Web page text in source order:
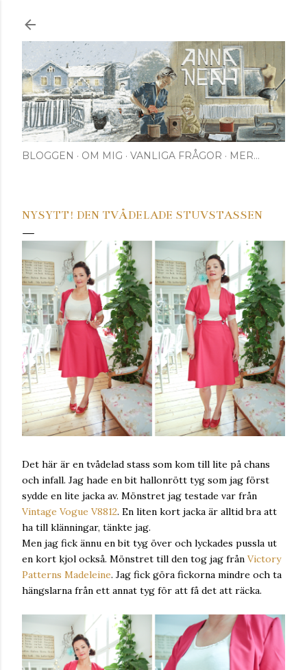
BLOGGEN OM MIG VANLIGA FRÅGOR MER…
NYSYTT! DEN TVÅDELADE STUVSTASSEN
Det här är en tvådelad stass som kom till lite på chans
och infall. Jag hade en bit hallonrött tyg som jag först
sydde en lite jacka av. Mönstret jag testade var från
Vintage Vogue V8812. En liten kort jacka är alltid bra att
ha till klänningar, tänkte jag.
Men jag fick ännu en bit tyg över och lyckades pussla ut
en kort kjol också. Mönstret till den tog jag från Victory
Patterns Madeleine. Jag fick göra fickorna mindre och ta
hängslarna från ett annat tyg för att få det att räcka.